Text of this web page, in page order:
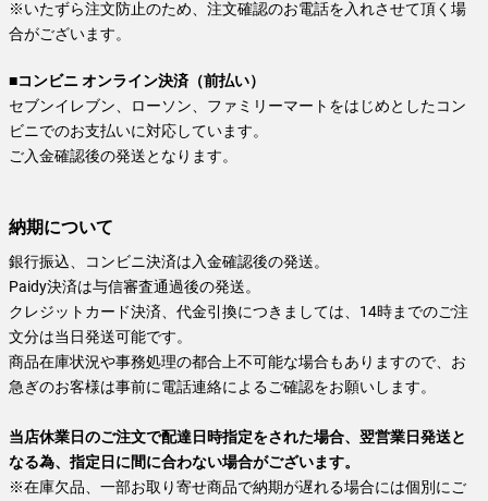
※いたずら注文防止のため、注文確認のお電話を入れさせて頂く場
合がございます。
■コンビニ オンライン決済（前払い）
セブンイレブン、ローソン、ファミリーマートをはじめとしたコン
ビニでのお支払いに対応しています。
ご入金確認後の発送となります。
納期について
銀行振込、コンビニ決済は入金確認後の発送。
Paidy決済は与信審査通過後の発送。
クレジットカード決済、代金引換につきましては、14時までのご注
文分は当日発送可能です。
商品在庫状況や事務処理の都合上不可能な場合もありますので、お
急ぎのお客様は事前に電話連絡によるご確認をお願いします。
当店休業日のご注文で配達日時指定をされた場合、翌営業日発送と
なる為、指定日に間に合わない場合がございます。
※在庫欠品、一部お取り寄せ商品で納期が遅れる場合には個別にご